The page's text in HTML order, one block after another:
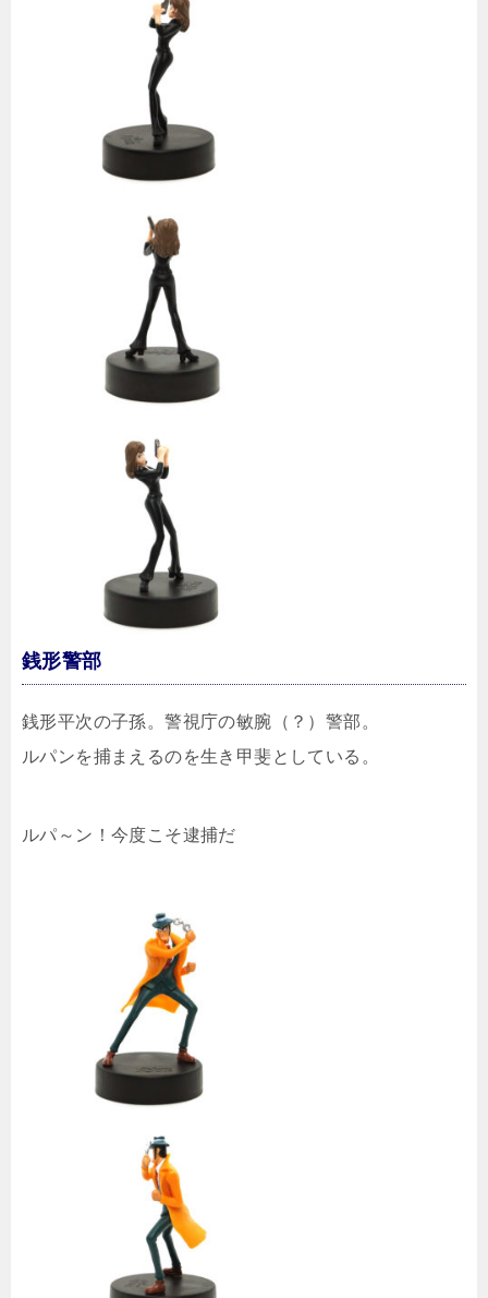
銭形警部
銭形平次の子孫。警視庁の敏腕（？）警部。
ルパンを捕まえるのを生き甲斐としている。
ルパ～ン！今度こそ逮捕だ